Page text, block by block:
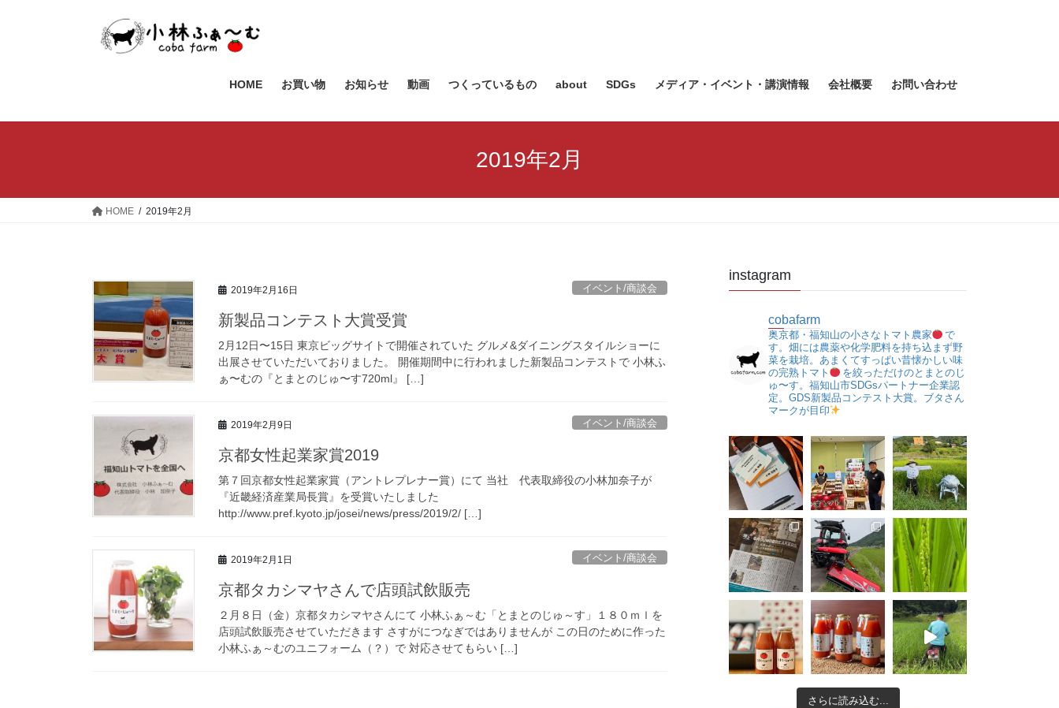
ス
ン
HOME お買い物 お知らせ 動画 つくっているもの about SDGs メディア・イベント・講演情報 会社概要 お問い合わせ
2019年2月
HOME 2019年2月
2019年2月16日 イベント/商談会
新製品コンテスト大賞受賞
2月12日〜15日 東京ビッグサイトで開催されていた グルメ&ダイニングスタイルショーに
出展させていただいておりました。 開催期間中に行われました新製品コンテストで 小林ふ
ぁ〜むの『とまとのじゅ〜す720ml』 […]
2019年2月9日 イベント/商談会
京都女性起業家賞2019
第７回京都女性起業家賞（アントレプレナー賞）にて 当社 代表取締役の小林加奈子が
『近畿経済産業局長賞』を受賞いたしました
http://www.pref.kyoto.jp/josei/news/press/2019/2/ […]
2019年2月1日 イベント/商談会
京都タカシマヤさんで店頭試飲販売
２月８日（金）京都タカシマヤさんにて 小林ふぁ～む「とまとのじゅ～す」１８０ｍｌを
店頭試飲販売させていただきます さすがにつなぎではありませんが この日のために作った
小林ふぁ～むのユニフォーム（？）で 対応させてもらい […]
instagram
cobafarm
奥京都・福知山の小さなトマト農家
で
す。畑には農薬や化学肥料を持ち込まず野
菜を栽培。あまくてすっぱい昔懐かしい味
の完熟トマト
を絞っただけのとまとのじ
ゅ〜す。福知山市SDGsパートナー企業認
定。GDS新製品コンテスト大賞。ブタさん
マークが目印
さらに読み込む...